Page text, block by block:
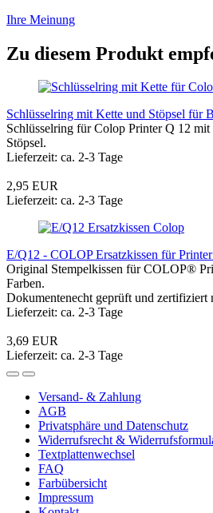
Ihre Meinung
Zu diesem Produkt
Schlüsselring mit Kette und Stöpsel für
Schlüsselring für Colop Printer Q 12
Stöpsel.
Lieferzeit: ca. 2-3 Tage
2,95 EUR
Lieferzeit: ca. 2-3 Tage
Colop
E/Q12 - COLOP Ersatzkissen für
Original Stempelkissen für COLOP®
Farben.
Dokumentenecht geprüft und
Lieferzeit: ca. 2-3 Tage
3,69 EUR
Lieferzeit: ca. 2-3 Tage
Versand- & Zahlung
AGB
Privatsphäre und Datenschutz
Widerrufsrecht &
Textplattenwechsel
FAQ
Farbübersicht
Impressum